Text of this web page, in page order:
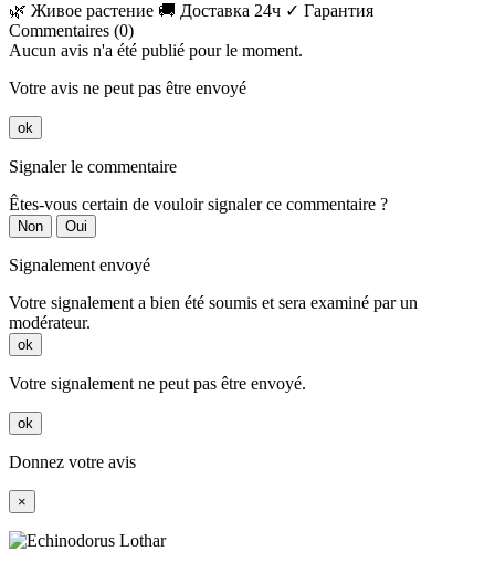
🌿 Живое растение 🚚 Доставка 24ч ✓ Гарантия
Commentaires (0)
Aucun avis n'a été publié pour le moment.
Votre avis ne peut pas être envoyé
ok
Signaler le commentaire
Êtes-vous certain de vouloir signaler ce commentaire ?
Non Oui
Signalement envoyé
Votre signalement a bien été soumis et sera examiné par un
modérateur.
ok
Votre signalement ne peut pas être envoyé.
ok
Donnez votre avis
×